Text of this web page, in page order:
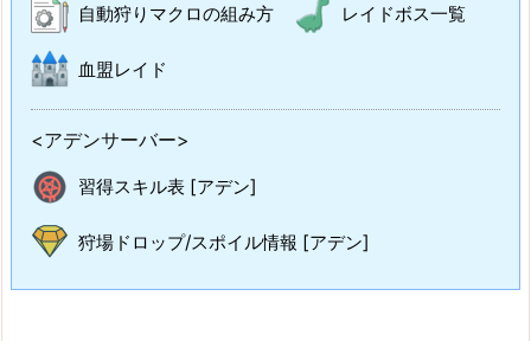
自動狩りマクロの組み方 レイドボス一覧
血盟レイド
<アデンサーバー>
習得スキル表 [アデン]
狩場ドロップ/スポイル情報 [アデン]